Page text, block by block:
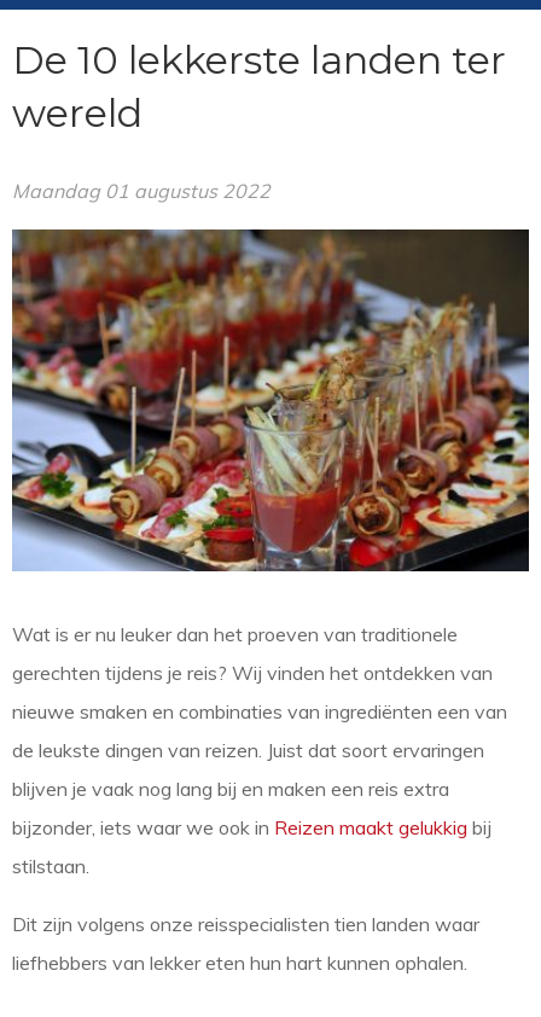
De 10 lekkerste landen ter
wereld
Maandag 01 augustus 2022
Wat is er nu leuker dan het proeven van traditionele
gerechten tijdens je reis? Wij vinden het ontdekken van
nieuwe smaken en combinaties van ingrediënten een van
de leukste dingen van reizen. Juist dat soort ervaringen
blijven je vaak nog lang bij en maken een reis extra
bijzonder, iets waar we ook in Reizen maakt gelukkig bij
stilstaan.
Dit zijn volgens onze reisspecialisten tien landen waar
liefhebbers van lekker eten hun hart kunnen ophalen.